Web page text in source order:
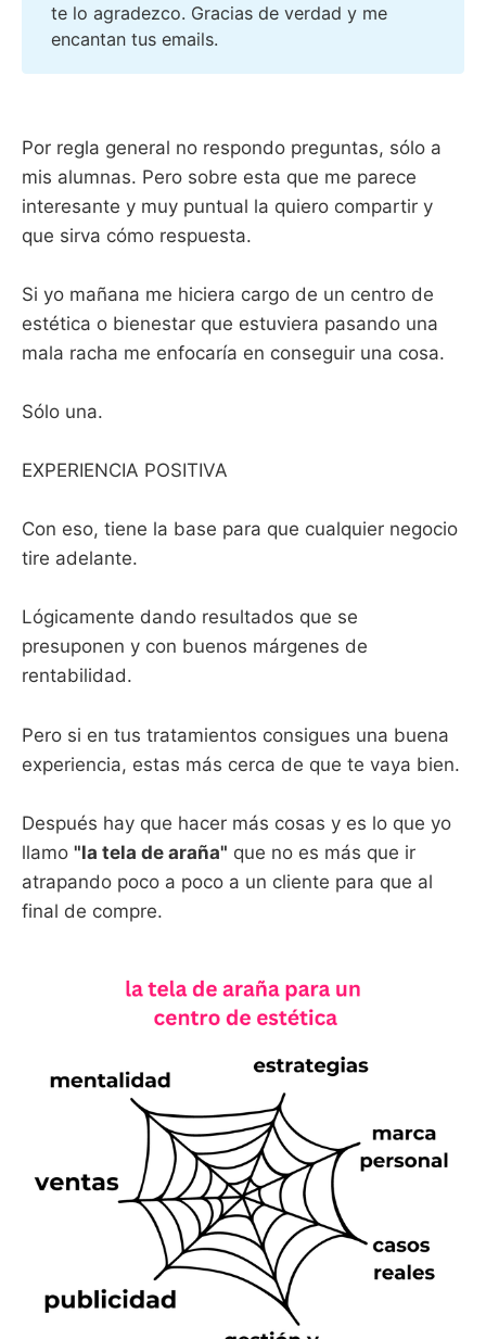
te lo agradezco. Gracias de verdad y me
encantan tus emails.
Por regla general no respondo preguntas, sólo a
mis alumnas. Pero sobre esta que me parece
interesante y muy puntual la quiero compartir y
que sirva cómo respuesta.
Si yo mañana me hiciera cargo de un centro de
estética o bienestar que estuviera pasando una
mala racha me enfocaría en conseguir una cosa.
Sólo una.
EXPERIENCIA POSITIVA
Con eso, tiene la base para que cualquier negocio
tire adelante.
Lógicamente dando resultados que se
presuponen y con buenos márgenes de
rentabilidad.
Pero si en tus tratamientos consigues una buena
experiencia, estas más cerca de que te vaya bien.
Después hay que hacer más cosas y es lo que yo
llamo "la tela de araña" que no es más que ir
atrapando poco a poco a un cliente para que al
final de compre.